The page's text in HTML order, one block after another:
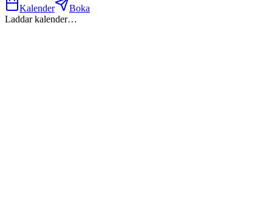
Kalender
Boka
Laddar kalender…